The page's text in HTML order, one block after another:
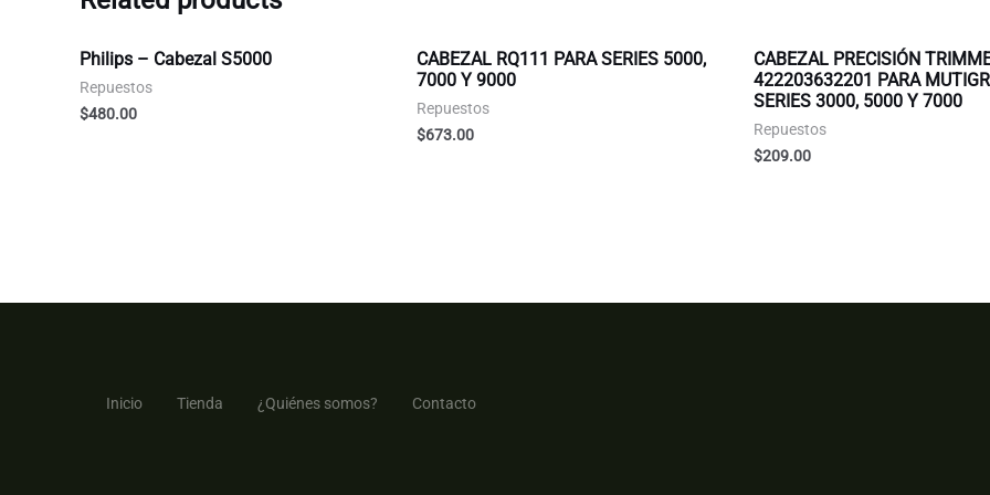
Philips – Cabezal S5000
Repuestos
$480.00
CABEZAL RQ111 PARA SERIES 5000,
7000 Y 9000
Repuestos
$673.00
CABEZAL PRECISIÓN
422203632201 PARA
SERIES 3000, 5000 Y 7000
Repuestos
$209.00
Inicio Tienda ¿Quiénes somos? Contacto